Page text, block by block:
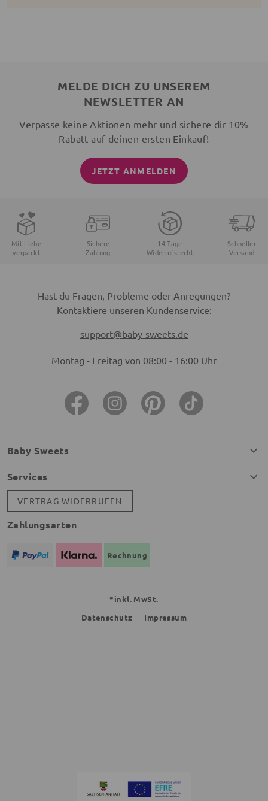
MELDE DICH ZU UNSEREM
NEWSLETTER AN
Verpasse keine Aktionen mehr und sichere dir 10%
Rabatt auf deinen ersten Einkauf!
JETZT ANMELDEN
Mit Liebe
verpackt
Sichere
Zahlung
14 Tage
Widerrufsrecht
Schneller
Versand
Hast du Fragen, Probleme oder Anregungen?
Kontaktiere unseren Kundenservice:
support@baby-sweets.de
Montag - Freitag von 08:00 - 16:00 Uhr
Baby Sweets
Services
VERTRAG WIDERRUFEN
Zahlungsarten
Rechnung
*inkl. MwSt.
Datenschutz
Impressum